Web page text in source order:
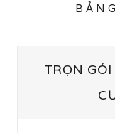
TRỌN